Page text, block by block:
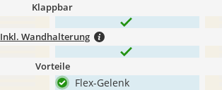
Klappbar
Inkl. Wandhalterung
Vorteile
Flex-Gelenk